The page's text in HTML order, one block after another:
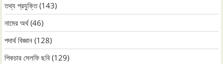
তথ্য প্রযুক্তি(143)
নামের অর্থ(46)
পদার্থ বিজ্ঞান (128)
পিকচার সেলফি ছবি (129)